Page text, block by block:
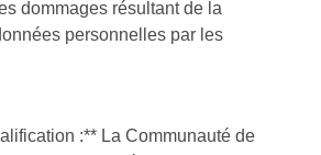
dommages résultant de la
personnelles par les
:** La Communauté de